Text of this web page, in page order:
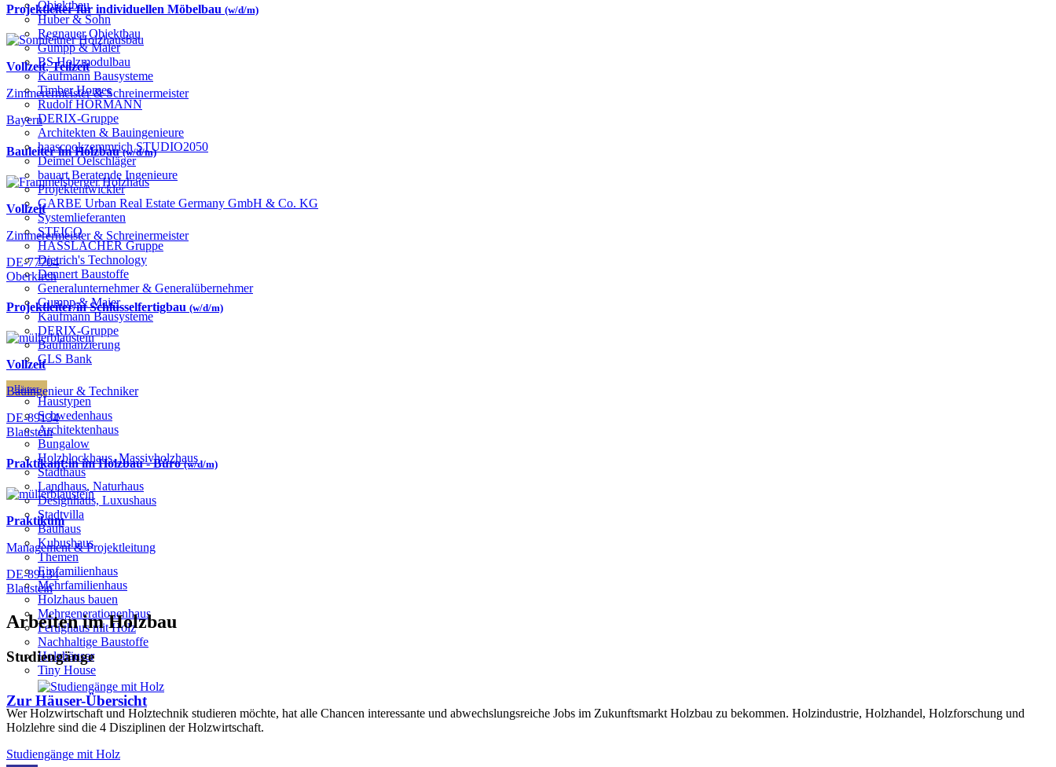
Objektbau
Huber & Sohn
Regnauer Objektbau
Gumpp & Maier
BS Holzmodulbau
Kaufmann Bausysteme
Timber Homes
Rudolf HÖRMANN
DERIX-Gruppe
Architekten & Bauingenieure
haascookzemmrich STUDIO2050
Deimel Oelschläger
bauart Beratende Ingenieure
Projektentwickler
GARBE Urban Real Estate Germany GmbH & Co. KG
Systemlieferanten
STEICO
HASSLACHER Gruppe
Dietrich's Technology
Dennert Baustoffe
Generalunternehmer & Generalübernehmer
Gumpp & Maier
Kaufmann Bausysteme
DERIX-Gruppe
Baufinanzierung
GLS Bank
Häuser
Haustypen
Schwedenhaus
Architektenhaus
Bungalow
Holzblockhaus, Massivholzhaus
Stadthaus
Landhaus, Naturhaus
Designhaus, Luxushaus
Stadtvilla
Bauhaus
Kubushaus
Themen
Einfamilienhaus
Mehrfamilienhaus
Holzhaus bauen
Mehrgenerationenhaus
Fertighaus mit Holz
Nachhaltige Baustoffe
Holzhäuser
Tiny House
Zur Häuser-Übersicht
Projektleiter für individuellen Möbelbau (w/d/m)
Vollzeit,Teilzeit
Zimmerermeister & Schreinermeister
Bayern
Bauleiter im Holzbau(w/d/m)
Vollzeit
Zimmerermeister & Schreinermeister
DE-77704
Oberkirch
Projektleiter/in Schlüsselfertigbau (w/d/m)
Vollzeit
Bauingenieur & Techniker
DE-89134
Blaustein
Praktikant:in im Holzbau - Büro(w/d/m)
Praktikum
Management & Projektleitung
DE-89134
Blaustein
Arbeiten im Holzbau
Studiengänge
Wer Holzwirtschaft und Holztechnik studieren möchte, hat alle Chancen interessante und abwechslungsreiche Jobs im Zukunftsmarkt Holzbau zu bekommen. Holzindustrie, Holzhandel, Holzforschung und
Holzlehre sind die 4 Disziplinen der Holzwirtschaft.
Studiengänge mit Holz